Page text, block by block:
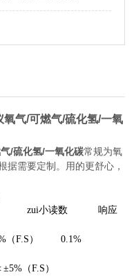
气/可燃气/硫化氢/一氧
/硫化氢/一氧化碳常规为氧
据需要定制。用的更舒心，
小读数 响应
F.S） 0.1%
（F.S）